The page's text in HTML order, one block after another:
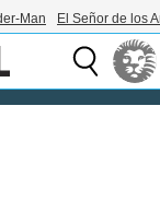
Man El Señor de los